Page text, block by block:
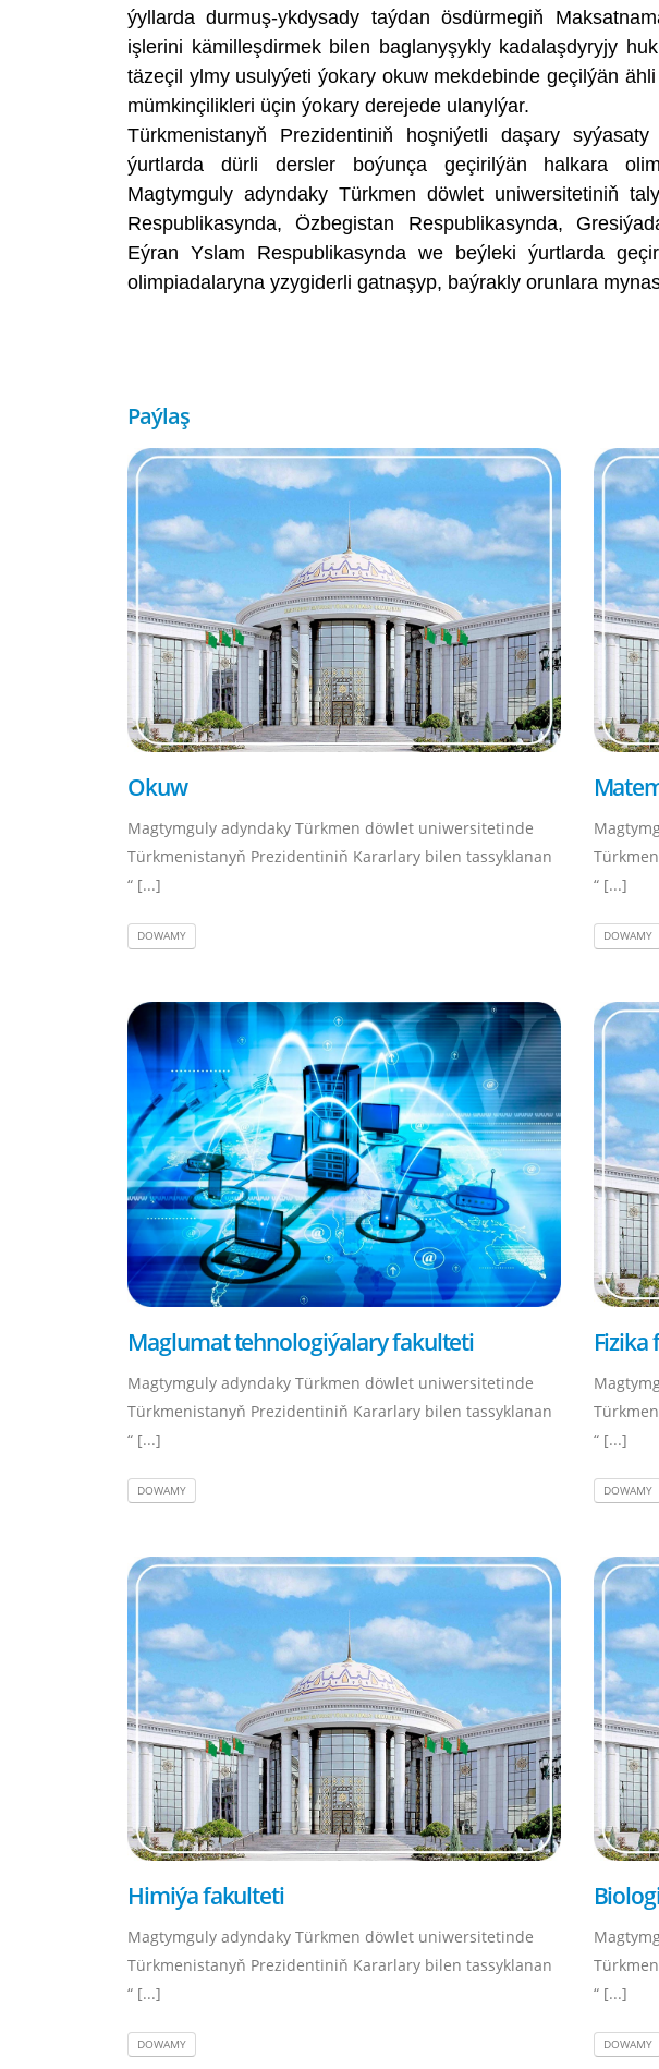
ýyllarda durmuş-ykdysady taýdan ösdürmegiň
işlerini kämilleşdirmek bilen baglanyşykly kadalaşdyryjy
täzeçil ylmy usulyýeti ýokary okuw mekdebinde geçilýän
mümkinçilikleri üçin ýokary derejede ulanylýar.
Türkmenistanyň Prezidentiniň hoşniýetli daşary
ýurtlarda dürli dersler boýunça geçirilýän halkara
Magtymguly adyndaky Türkmen döwlet uniwersitetiniň
Respublikasynda, Özbegistan Respublikasynda,
Eýran Yslam Respublikasynda we beýleki ýurtlarda
olimpiadalaryna yzygiderli gatnaşyp, baýrakly orunlara
Paýlaş
Okuw
Magtymguly adyndaky Türkmen döwlet uniwersitetinde
Türkmenistanyň Prezidentiniň Kararlary bilen tassyklanan
“ [...]
DOWAMY
“ [...]
DOWAMY
Maglumat tehnologiýalary fakulteti
Magtymguly adyndaky Türkmen döwlet uniwersitetinde
Türkmenistanyň Prezidentiniň Kararlary bilen tassyklanan
“ [...]
DOWAMY
“ [...]
DOWAMY
Himiýa fakulteti
Magtymguly adyndaky Türkmen döwlet uniwersitetinde
Türkmenistanyň Prezidentiniň Kararlary bilen tassyklanan
“ [...]
DOWAMY
“ [...]
DOWAMY